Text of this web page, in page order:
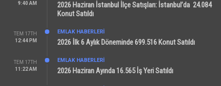
9:40 AM
2026 Haziran İstanbul İlçe Satışları: İstanbul’da 24.084
Konut Satıldı
TEM 17TH
12:44 PM
EMLAK HABERLERI
2026 İlk 6 Aylık Döneminde 699.516 Konut Satıldı
TEM 17TH
11:22 AM
EMLAK HABERLERI
2026 Haziran Ayında 16.565 İş Yeri Satıldı